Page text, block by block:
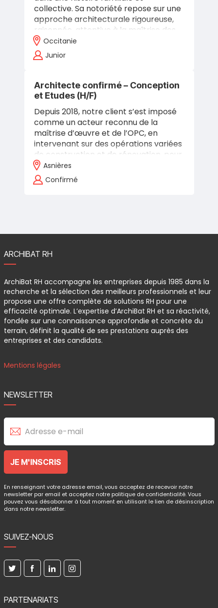
collective. Sa notoriété repose sur une
approche architecturale rigoureuse,
raisonnée, attentive à la maîtrise des
budgets, des délais et à la…
Occitanie
Junior
Architecte confirmé – Conception
et Etudes (H/F)
Depuis 2018, notre client s’est imposé
comme un acteur reconnu de la
maîtrise d’œuvre et de l’OPC, en
intervenant sur des opérations variées
de construction et de rénovation, pour
des maîtres d’ouvrage publics
comme…
Asnières
Confirmé
ARCHIBAT RH
ArchiBat RH accompagne les entreprises depuis 1985 dans la
recherche et la sélection des meilleurs professionnels et leur
propose une offre complète de solutions RH pour une
efficacité optimale. L’expertise d’ArchiBat RH et sa réactivité,
fondée sur une connaissance approfondie et concrète du
terrain, définit la qualité de ses prestations auprès des
entreprises et des candidats.
Mentions légales
NEWSLETTER
En renseignant votre adresse email, vous acceptez de recevoir notre
newsletter par email et acceptez notre politique de confidentialité. Vous
pouvez vous désabonner à tout moment en utilisant le lien de désinscription
dans notre newsletter.
SUIVEZ-NOUS
PARTENARIATS